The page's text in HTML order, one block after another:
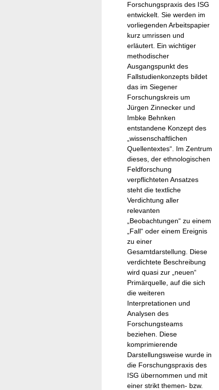
Forschungspraxis des ISG
entwickelt. Sie werden im
vorliegenden Arbeitspapier
kurz umrissen und
erläutert. Ein wichtiger
methodischer
Ausgangspunkt des
Fallstudienkonzepts bildet
das im Siegener
Forschungskreis um
Jürgen Zinnecker und
Imbke Behnken
entstandene Konzept des
„wissenschaftlichen
Quellentextes“. Im Zentrum
dieses, der ethnologischen
Feldforschung
verpflichteten Ansatzes
steht die textliche
Verdichtung aller
relevanten
„Beobachtungen“ zu einem
„Fall“ oder einem Ereignis
zu einer
Gesamtdarstellung. Diese
verdichtete Beschreibung
wird quasi zur „neuen“
Primärquelle, auf die sich
die weiteren
Interpretationen und
Analysen des
Forschungsteams
beziehen. Diese
komprimierende
Darstellungsweise wurde in
die Forschungspraxis des
ISG übernommen und mit
einer strikt themen- bzw.